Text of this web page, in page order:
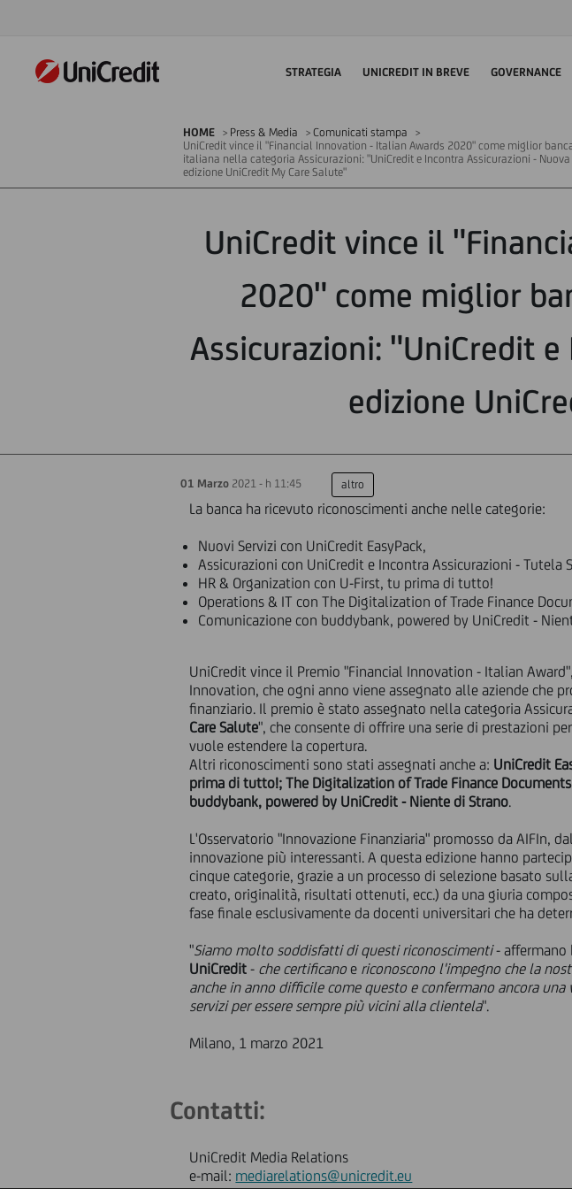
STRATEGIA UNICREDIT IN BREVE GOVERNANCE
HOME Press & Media
Comunicati stampa
UniCredit vince il "Financial Innovation - Italian Awards 2020" come miglior
italiana nella categoria Assicurazioni: "UniCredit e Incontra Assicurazioni - Nuova
edizione UniCredit My Care Salute"
UniCredit vince il
2020" come miglior
Assicurazioni: "UniCredit
edizione
01 Marzo 2021 - h 11:45 altro
La banca ha ricevuto riconoscimenti anche nelle categorie:
Nuovi Servizi con UniCredit EasyPack,
Assicurazioni con UniCredit e Incontra Assicurazioni - Tutela
HR & Organization con U-First, tu prima di tutto!
Operations & IT con The Digitalization of Trade Finance
Comunicazione con buddybank, powered by UniCredit -
UniCredit vince il Premio "Financial Innovation - Italian
Innovation, che ogni anno viene assegnato alle aziende che
finanziario. Il premio è stato assegnato nella categoria
Care Salute", che consente di offrire una serie di prestazioni
vuole estendere la copertura.
Altri riconoscimenti sono stati assegnati anche a: UniCredit
prima di tutto!; The Digitalization of Trade Finance
buddybank, powered by UniCredit - Niente di Strano.
L'Osservatorio "Innovazione Finanziaria" promosso da AIFIn,
innovazione più interessanti. A questa edizione hanno
cinque categorie, grazie a un processo di selezione basato
creato, originalità, risultati ottenuti, ecc.) da una giuria
fase finale esclusivamente da docenti universitari che ha
"Siamo molto soddisfatti di questi riconoscimenti- affermano
UniCredit - che certificano e riconoscono l'impegno che la
anche in anno difficile come questo e confermano ancora
servizi per essere sempre più vicini alla clientela".
Milano, 1 marzo 2021
Contatti:
UniCredit Media Relations
e-mail: mediarelations@unicredit.eu